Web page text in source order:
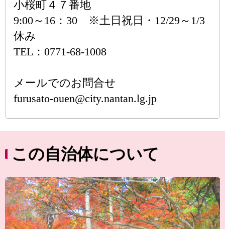
小桜町４７番地
9:00～16：30 ※土日祝日・12/29～1/3
休み
TEL：0771-68-1008
メールでのお問合せ
furusato-ouen@city.nantan.lg.jp
この自治体について